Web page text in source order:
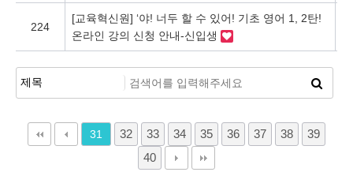
224
[교육혁신원] ‘야! 너두 할 수 있어! 기초 영어 1, 2탄!
온라인 강의 신청 안내-신입생
31 32 33 34 35 36 37 38
39
40